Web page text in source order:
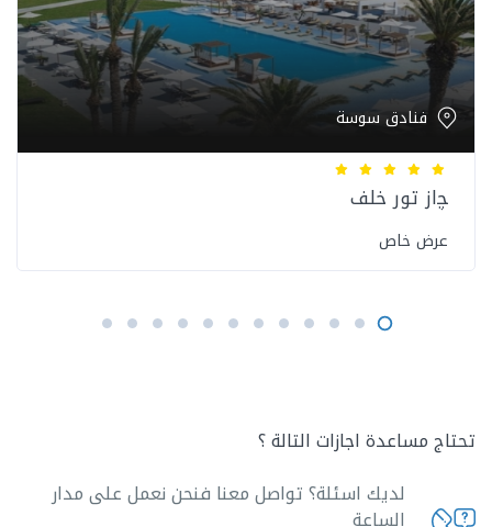
فنادق سوسة
ﭽاز تور خلف
عرض خاص
تحتاج مساعدة اجازات التالة ؟
لديك اسئلة؟ تواصل معنا فنحن نعمل على مدار
الساعة